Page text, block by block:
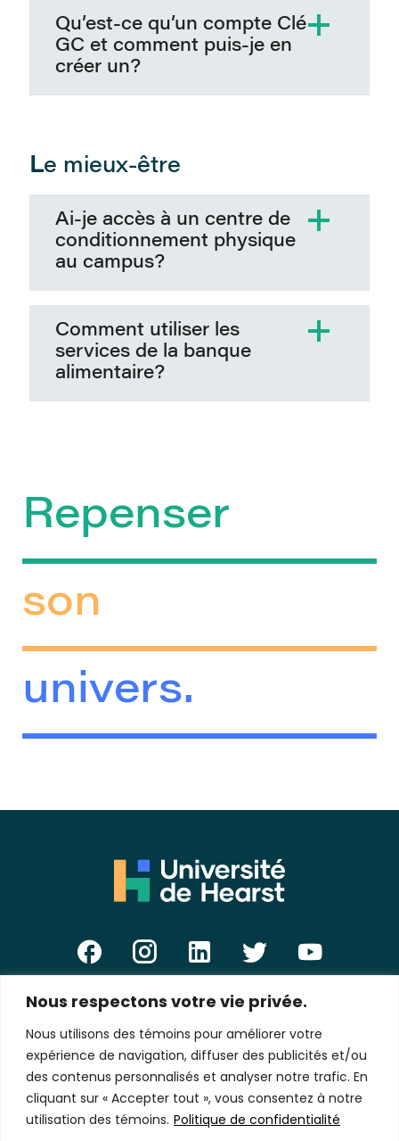
Nous respectons votre vie privée.
Nous utilisons des témoins pour améliorer votre
expérience de navigation, diffuser des publicités et/ou
des contenus personnalisés et analyser notre trafic. En
cliquant sur « Accepter tout », vous consentez à notre
utilisation des témoins. Politique de confidentialité
Qu’est-ce qu’un compte Clé
GC et comment puis-je en
créer un?
Le mieux-être
Ai-je accès à un centre de
conditionnement physique
au campus?
Comment utiliser les
services de la banque
alimentaire?
Repenser
son
univers.
E-
mail
*